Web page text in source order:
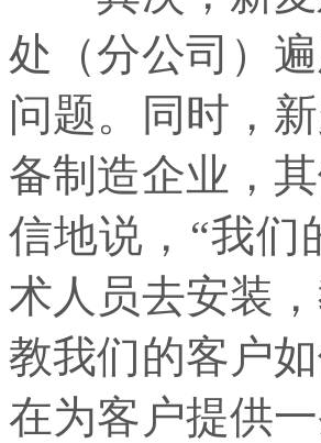
处（分公司）
问题。同时，
备制造企业，
信地说，“我们
术人员去安装
教我们的客户
在为客户提供